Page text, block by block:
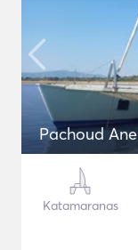
Pachoud Ane
Katamaranas